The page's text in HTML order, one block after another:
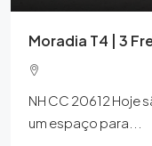
Moradia T4 | 3
NH CC 20612 Hoje
um espaço para...